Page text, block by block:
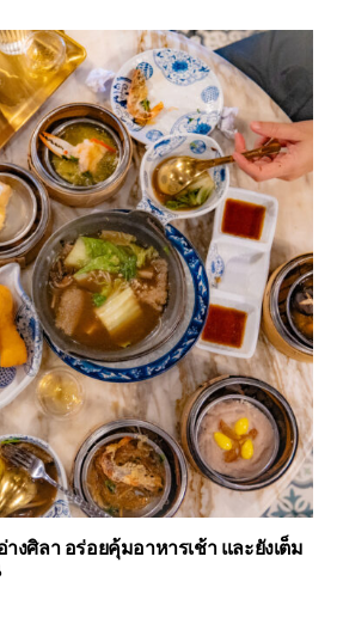
งศิลา อร่อยคุ้มอาหารเช้า และยังเต็ม